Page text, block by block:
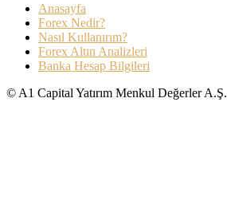
Anasayfa
Forex Nedir?
Nasıl Kullanırım?
Forex Altın Analizleri
Banka Hesap Bilgileri
© A1 Capital Yatırım Menkul Değerler A.Ş.